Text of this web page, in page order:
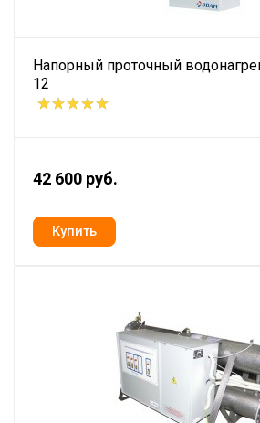
Напорный проточный
12
42 600 руб.